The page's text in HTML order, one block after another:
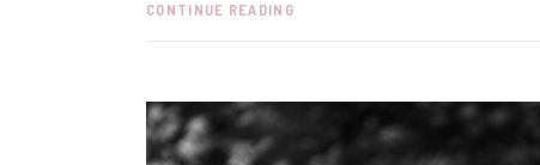
CONTINUE READING